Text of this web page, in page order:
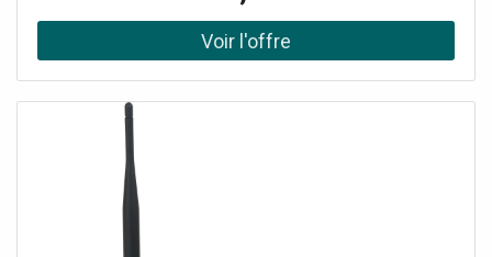
bande et Bluetooth 5.0 intégrés Sécurité avancée : triple
anneau (appareil, réseau, transmission) Design robuste et
antimicrobien : supporte l'usage intensif